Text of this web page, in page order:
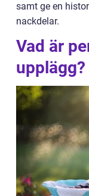
samt ge en
nackdelar.
Vad är
upplägg?